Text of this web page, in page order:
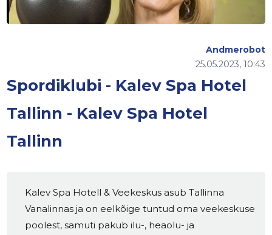
Spordiklubi - Kalev Spa Hotel
Tallinn - Kalev Spa Hotel
Tallinn
25.05.2023, 10:43
Andmerobot
Kalev Spa Hotell & Veekeskus asub Tallinna
Vanalinnas ja on eelkõige tuntud oma veekeskuse
poolest, samuti pakub ilu-, heaolu- ja